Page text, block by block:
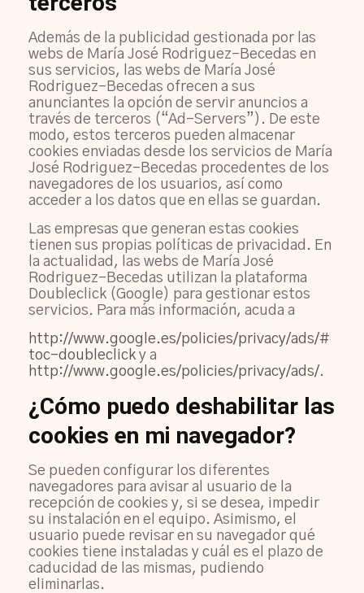
Además de la publicidad gestionada por las
webs de María José Rodriguez-Becedas en
sus servicios, las webs de María José
Rodriguez-Becedas ofrecen a sus
anunciantes la opción de servir anuncios a
través de terceros (“Ad-Servers”). De este
modo, estos terceros pueden almacenar
cookies enviadas desde los servicios de María
José Rodriguez-Becedas procedentes de los
navegadores de los usuarios, así como
acceder a los datos que en ellas se guardan.
Las empresas que generan estas cookies
tienen sus propias políticas de privacidad. En
la actualidad, las webs de María José
Rodriguez-Becedas utilizan la plataforma
Doubleclick (Google) para gestionar estos
servicios. Para más información, acuda a
http://www.google.es/policies/privacy/ads/#
toc-doubleclick y a
http://www.google.es/policies/privacy/ads/.
¿Cómo puedo deshabilitar las
cookies en mi navegador?
Se pueden configurar los diferentes
navegadores para avisar al usuario de la
recepción de cookies y, si se desea, impedir
su instalación en el equipo. Asimismo, el
usuario puede revisar en su navegador qué
cookies tiene instaladas y cuál es el plazo de
caducidad de las mismas, pudiendo
eliminarlas.